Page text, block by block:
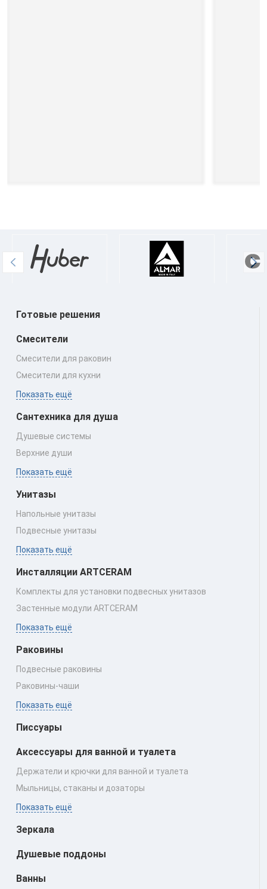
Готовые решения
Смесители
Смесители для раковин
Смесители для кухни
Показать ещё
Сантехника для душа
Душевые системы
Верхние души
Показать ещё
Унитазы
Напольные унитазы
Подвесные унитазы
Показать ещё
Инсталляции ARTCERAM
Комплекты для установки подвесных унитазов
Застенные модули ARTCERAM
Показать ещё
Раковины
Подвесные раковины
Раковины‑чаши
Показать ещё
Писсуары
Аксессуары для ванной и туалета
Держатели и крючки для ванной и туалета
Мыльницы, стаканы и дозаторы
Показать ещё
Зеркала
Душевые поддоны
Ванны